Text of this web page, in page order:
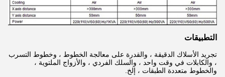
التطبيقات
تجريد الأسلاك الدقيقة ، والقدرة على معالجة الخطوط ، وخطوط التسرب
، والكابلات في وقت واحد ، والسلك الفردي ، والأزواج الملتوية ،
والخطوط متعددة الطبقات ، إلخ.